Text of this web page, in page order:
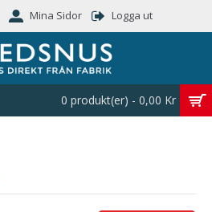
Mina Sidor Logga ut
0 produkt(er) - 0,00 Kr